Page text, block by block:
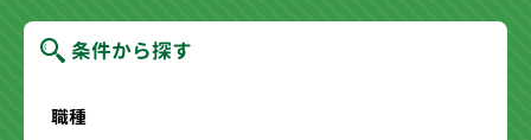
条件から探す
職種